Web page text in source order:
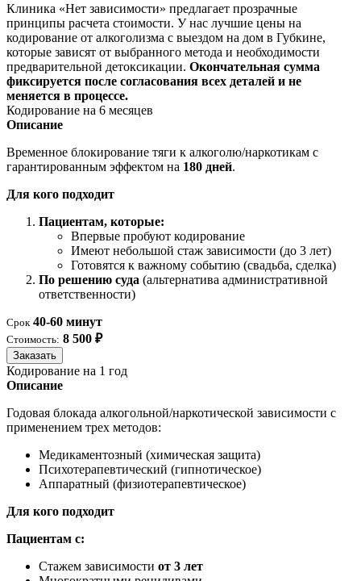
Клиника «Нет зависимости» предлагает прозрачные
принципы расчета стоимости. У нас лучшие цены на
кодирование от алкоголизма с выездом на дом в Губкине,
которые зависят от выбранного метода и необходимости
предварительной детоксикации. Окончательная сумма
фиксируется после согласования всех деталей и не
меняется в процессе.
Кодирование на 6 месяцев
Описание
Временное блокирование тяги к алкоголю/наркотикам с
гарантированным эффектом на 180 дней.
Для кого подходит
Пациентам, которые:
Впервые пробуют кодирование
Имеют небольшой стаж зависимости (до 3 лет)
Готовятся к важному событию (свадьба, сделка)
По решению суда (альтернатива административной
ответственности)
Срок 40-60 минут
Стоимость: 8 500 ₽
Заказать
Кодирование на 1 год
Описание
Годовая блокада алкогольной/наркотической зависимости с
применением трех методов:
Медикаментозный (химическая защита)
Психотерапевтический (гипнотическое)
Аппаратный (физиотерапевтическое)
Для кого подходит
Пациентам с:
Стажем зависимости от 3 лет